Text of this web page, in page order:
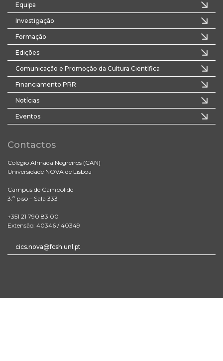
Equipa
Investigação
Formação
Edições
Comunicação e Promoção da Cultura Científica
Financiamento PRR
Notícias
Eventos
Contactos
Colégio Almada Negreiros (CAN)
Universidade NOVA de Lisboa
Campus de Campolide
3.º piso – Sala 333
+351 21 790 83 00
Extensão: 40346 / 40349
cics.nova@fcsh.unl.pt